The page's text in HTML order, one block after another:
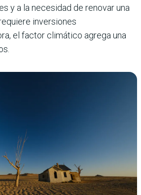
y a la necesidad de renovar una
inversiones
el factor climático agrega una